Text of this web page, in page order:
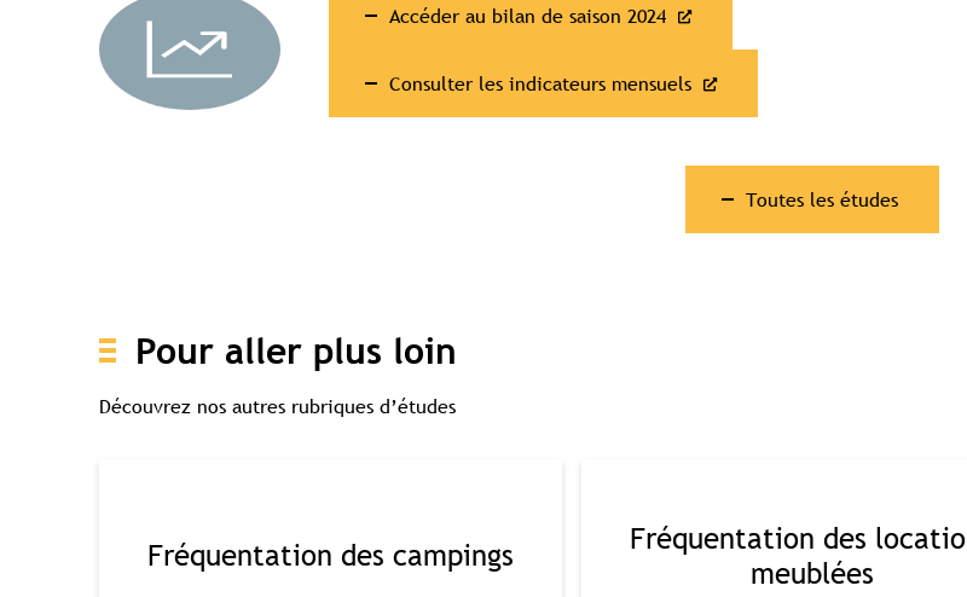
Accéder au bilan de saison 2024
Consulter les indicateurs mensuels
Toutes les études
Pour aller plus loin
Découvrez nos autres rubriques d’études
Fréquentation des campings
Fréquentation des
meublées
Contenu réservé aux abonné(e)s